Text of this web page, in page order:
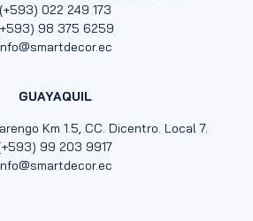
(+593) 022 249 173
98 375 6259
GUAYAQUIL
Km 1.5, CC. Dicentro. Local 7.
99 203 9917